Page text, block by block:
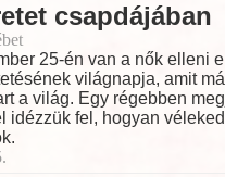
csapdájában
25-én van a nők elleni
világnapja, amit
a világ. Egy régebben
idézzük fel, hogyan